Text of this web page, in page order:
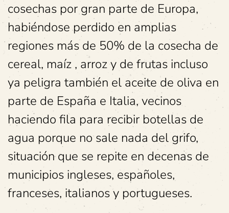
cosechas por gran parte de Europa,
habiéndose perdido en amplias
regiones más de 50% de la cosecha de
cereal, maíz , arroz y de frutas incluso
ya peligra también el aceite de oliva en
parte de España e Italia, vecinos
haciendo fila para recibir botellas de
agua porque no sale nada del grifo,
situación que se repite en decenas de
municipios ingleses, españoles,
franceses, italianos y portugueses.